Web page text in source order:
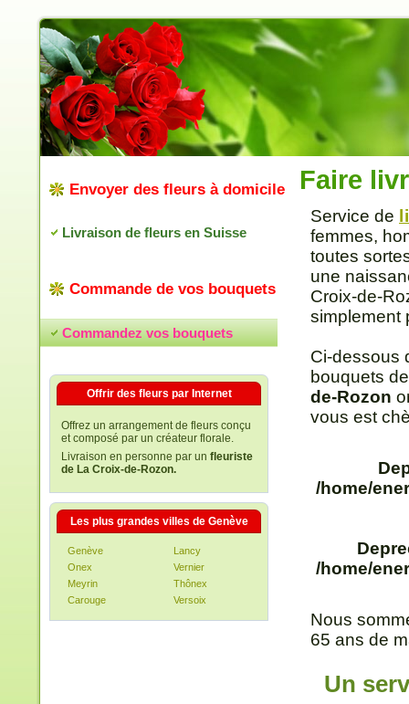
Envoyer des fleurs à domicile
Livraison de fleurs en Suisse
Commande de vos bouquets
Commandez vos bouquets
Offrir des fleurs par Internet
Offrez un arrangement de fleurs conçu
et composé par un créateur florale.
Livraison en personne par un fleuriste
de La Croix-de-Rozon.
Les plus grandes villes de Genève
Genève
Lancy
Onex
Vernier
Meyrin
Thônex
Carouge
Versoix
Faire
Service de
femmes,
toutes
une
Croix-de-
simplement
Ci-dessous
bouquets
de-Rozon
vous est
/home/
/home/
Nous
65 ans de
Un